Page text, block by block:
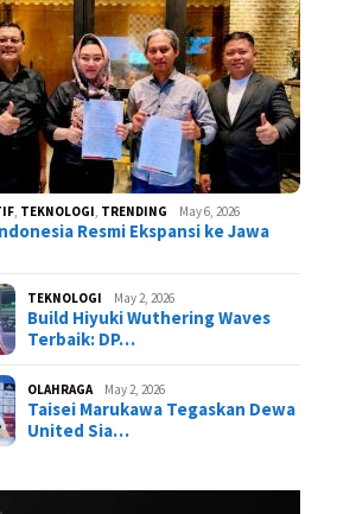
Paling OP?
TEKNOLOGI TRENDING May 6, 2026
Resmi Ekspansi ke Jawa
TEKNOLOGI May 2, 2026
Build Hiyuki Wuthering Waves
Terbaik: DP…
OLAHRAGA May 2, 2026
Taisei Marukawa Tegaskan Dewa
United Sia…